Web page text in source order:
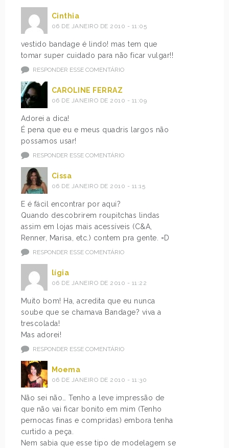
Cinthia
06 DE JANEIRO DE 2010 - 11:05
vestido bandage é lindo! mas tem que
tomar super cuidado para não ficar vulgar!!
RESPONDER ESSE COMENTÁRIO
CAROLINE FERRAZ
06 DE JANEIRO DE 2010 - 11:09
Adorei a dica!
É pena que eu e meus quadris largos não
possamos usar!
RESPONDER ESSE COMENTÁRIO
Cissa
06 DE JANEIRO DE 2010 - 11:15
E é fácil encontrar por aqui?
Quando descobrirem roupitchas lindas
assim em lojas mais acessíveis (C&A,
Renner, Marisa, etc.) contem pra gente. =D
RESPONDER ESSE COMENTÁRIO
lígia
06 DE JANEIRO DE 2010 - 11:22
Muito bom! Ha, acredita que eu nunca
soube que se chamava Bandage? viva a
trescolada!
Mas adorei!
RESPONDER ESSE COMENTÁRIO
Moema
06 DE JANEIRO DE 2010 - 11:30
Não sei não… Tenho a leve impressão de
que não vai ficar bonito em mim (Tenho
pernocas finas e compridas) embora tenha
curtido a peça.
Nem sabia que esse tipo de modelagem se